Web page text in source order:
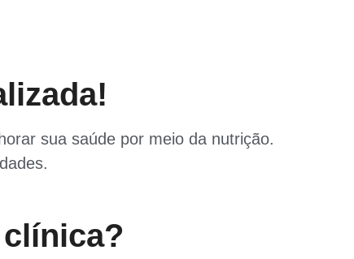
sua saúde por meio da nutrição.